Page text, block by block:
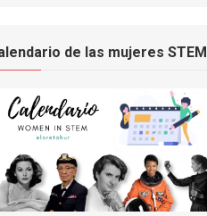
de las mujeres STEM